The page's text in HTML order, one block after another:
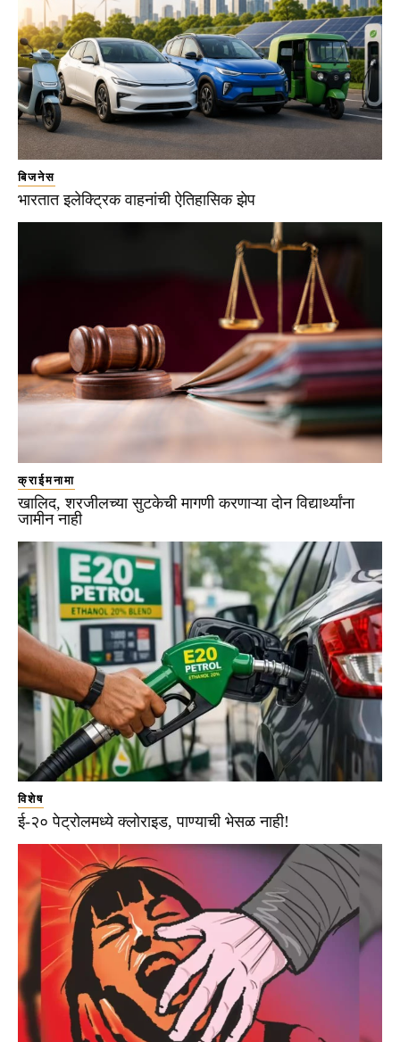
बिजनेस
भारतात इलेक्ट्रिक वाहनांची ऐतिहासिक झेप
क्राईमनामा
खालिद, शरजीलच्या सुटकेची मागणी करणाऱ्या दोन विद्यार्थ्यांना
जामीन नाही
विशेष
ई-२० पेट्रोलमध्ये क्लोराइड, पाण्याची भेसळ नाही!